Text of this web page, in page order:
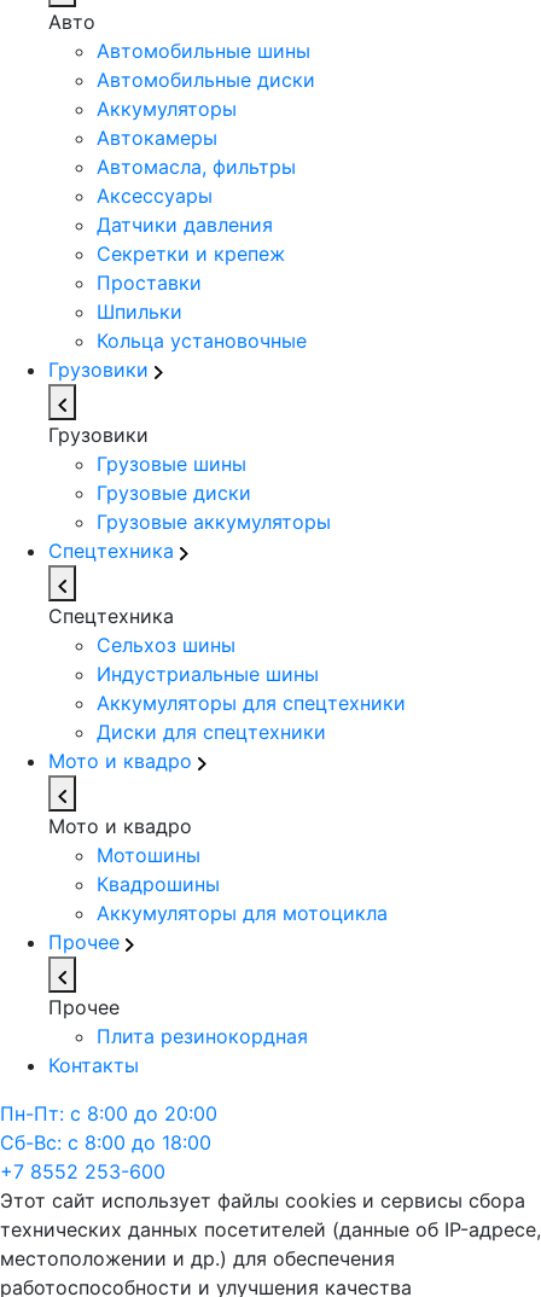
Авто
Автомобильные шины
Автомобильные диски
Аккумуляторы
Автокамеры
Автомасла, фильтры
Аксессуары
Датчики давления
Секретки и крепеж
Проставки
Шпильки
Кольца установочные
Грузовики
Грузовики
Грузовые шины
Грузовые диски
Грузовые аккумуляторы
Спецтехника
Спецтехника
Сельхоз шины
Индустриальные шины
Аккумуляторы для спецтехники
Диски для спецтехники
Мото и квадро
Мото и квадро
Мотошины
Квадрошины
Аккумуляторы для мотоцикла
Прочее
Прочее
Плита резинокордная
Контакты
Пн-Пт: с 8:00 до 20:00
Сб-Вс: с 8:00 до 18:00
+7 8552 253-600
Этот сайт использует файлы cookies и сервисы сбора
технических данных посетителей (данные об IP-адресе,
местоположении и др.) для обеспечения
работоспособности и улучшения качества